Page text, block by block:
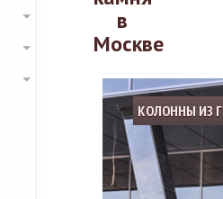
в
Москве
КОЛОННЫ ИЗ